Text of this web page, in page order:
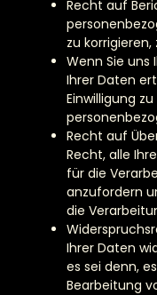
Recht auf
zu
Wenn Sie uns
Ihrer Daten
Einwilligung
Recht auf
Recht, alle
für die
anzufordern
die
Ihrer Daten
es sei denn,
Bearbeitung